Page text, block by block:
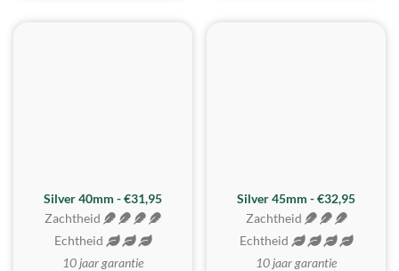
Silver 40mm - €31,95
Zachtheid
Echtheid
10 jaar garantie
MEEST GEKOZEN
Silver 45mm - €32,95
Zachtheid
Echtheid
10 jaar garantie